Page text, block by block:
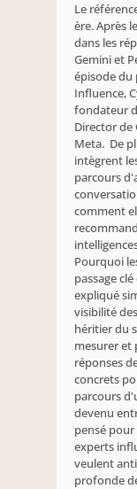
Le
ère. Après
dans les
Gemini et
épisode du
Influence,
fondateur
Director de
Meta.  De
intègrent
parcours
comment
Pourquoi
passage
expliqué
visibilité
héritier du
mesurer et
réponses
concrets
parcours
devenu
pensé
experts
veulent
profonde